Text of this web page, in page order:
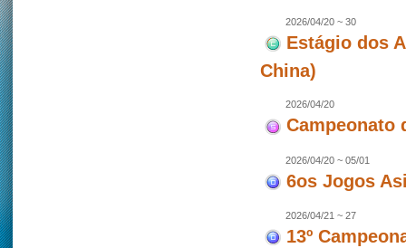
2026/04/20 ~ 30
Estágio dos
China)
2026/04/20
Campeonato
2026/04/20 ~ 05/01
6os Jogos
2026/04/21 ~ 27
13º